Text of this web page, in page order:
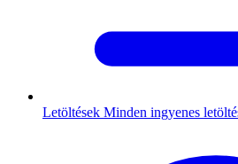
Letöltések Minden ingyenes